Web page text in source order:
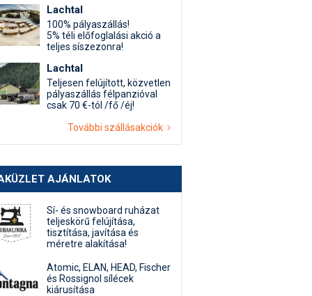
Lachtal
100% pályaszállás!
5% téli előfoglalási akció a
teljes síszezonra!
Lachtal
Teljesen felújított, közvetlen
pályaszállás félpanzióval
csak 70 €-tól /fő /éj!
További szállásakciók
AJÁNLATOK
Sí- és snowboard ruházat
teljeskörű felújítása,
tisztítása, javítása és
méretre alakítása!
Atomic, ELAN, HEAD, Fischer
és Rossignol sílécek
kiárusítása